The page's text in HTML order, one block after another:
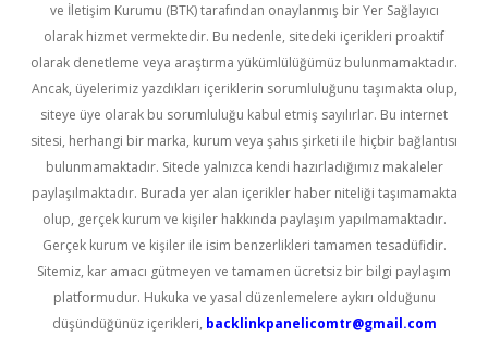
ve İletişim Kurumu (BTK) tarafından onaylanmış bir Yer Sağlayıcı
olarak hizmet vermektedir. Bu nedenle, sitedeki içerikleri proaktif
olarak denetleme veya araştırma yükümlülüğümüz bulunmamaktadır.
Ancak, üyelerimiz yazdıkları içeriklerin sorumluluğunu taşımakta olup,
siteye üye olarak bu sorumluluğu kabul etmiş sayılırlar. Bu internet
sitesi, herhangi bir marka, kurum veya şahıs şirketi ile hiçbir bağlantısı
bulunmamaktadır. Sitede yalnızca kendi hazırladığımız makaleler
paylaşılmaktadır. Burada yer alan içerikler haber niteliği taşımamakta
olup, gerçek kurum ve kişiler hakkında paylaşım yapılmamaktadır.
Gerçek kurum ve kişiler ile isim benzerlikleri tamamen tesadüfidir.
Sitemiz, kar amacı gütmeyen ve tamamen ücretsiz bir bilgi paylaşım
platformudur. Hukuka ve yasal düzenlemelere aykırı olduğunu
düşündüğünüz içerikleri, backlinkpanelicomtr@gmail.com